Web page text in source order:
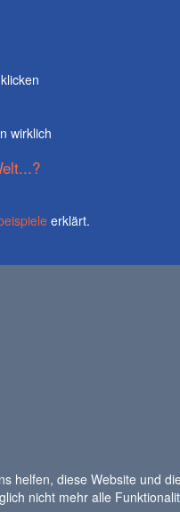
wirklich
erklärt.
helfen, diese Website und
nicht mehr alle